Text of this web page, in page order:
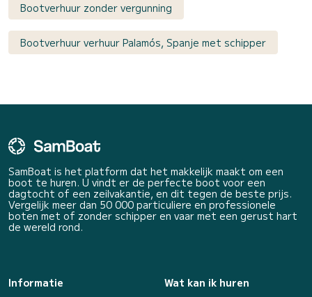
Bootverhuur zonder vergunning
Bootverhuur verhuur Palamós, Spanje met schipper
SamBoat is het platform dat het makkelijk maakt om een
boot te huren. U vindt er de perfecte boot voor een
dagtocht of een zeilvakantie, en dit tegen de beste prijs.
Vergelijk meer dan 50 000 particuliere en professionele
boten met of zonder schipper en vaar met een gerust hart
de wereld rond.
Informatie
Wat kan ik huren